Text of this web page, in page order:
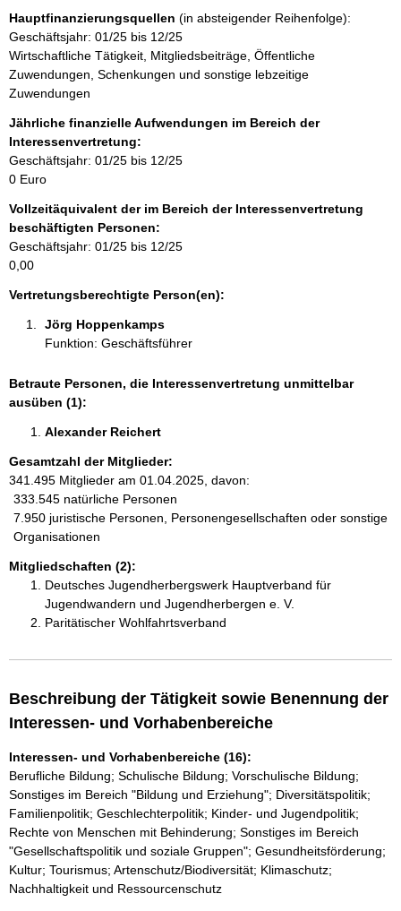
t
i
n
f
o
r
m
a
t
o
n
e
n
:
Hauptfinanzierungsquellen (in absteigender Reihenfolge):
Geschäftsjahr: 01/25 bis 12/25
Wirtschaftliche Tätigkeit, Mitgliedsbeiträge, Öffentliche
Zuwendungen, Schenkungen und sonstige lebzeitige
Zuwendungen
Jährliche finanzielle Aufwendungen im Bereich der
Interessenvertretung:
Geschäftsjahr: 01/25 bis 12/25
0 Euro
Vollzeitäquivalent der im Bereich der Interessenvertretung
beschäftigten Personen:
Geschäftsjahr: 01/25 bis 12/25
0,00
Vertretungsberechtigte Person(en):
Jörg Hoppenkamps
Funktion: Geschäftsführer
Betraute Personen, die Interessenvertretung unmittelbar
ausüben (1):
Alexander Reichert
Gesamtzahl der Mitglieder:
341.495 Mitglieder am 01.04.2025, davon:
333.545 natürliche Personen
7.950 juristische Personen, Personengesellschaften oder sonstige
Organisationen
Mitgliedschaften (2):
Deutsches Jugendherbergswerk Hauptverband für
Jugendwandern und Jugendherbergen e. V.
Paritätischer Wohlfahrtsverband
Beschreibung der Tätigkeit sowie Benennung der
Interessen- und Vorhabenbereiche
Interessen- und Vorhabenbereiche (16):
Berufliche Bildung; Schulische Bildung; Vorschulische Bildung;
Sonstiges im Bereich "Bildung und Erziehung"; Diversitätspolitik;
Familienpolitik; Geschlechterpolitik; Kinder- und Jugendpolitik;
Rechte von Menschen mit Behinderung; Sonstiges im Bereich
"Gesellschaftspolitik und soziale Gruppen"; Gesundheitsförderung;
Kultur; Tourismus; Artenschutz/Biodiversität; Klimaschutz;
Nachhaltigkeit und Ressourcenschutz